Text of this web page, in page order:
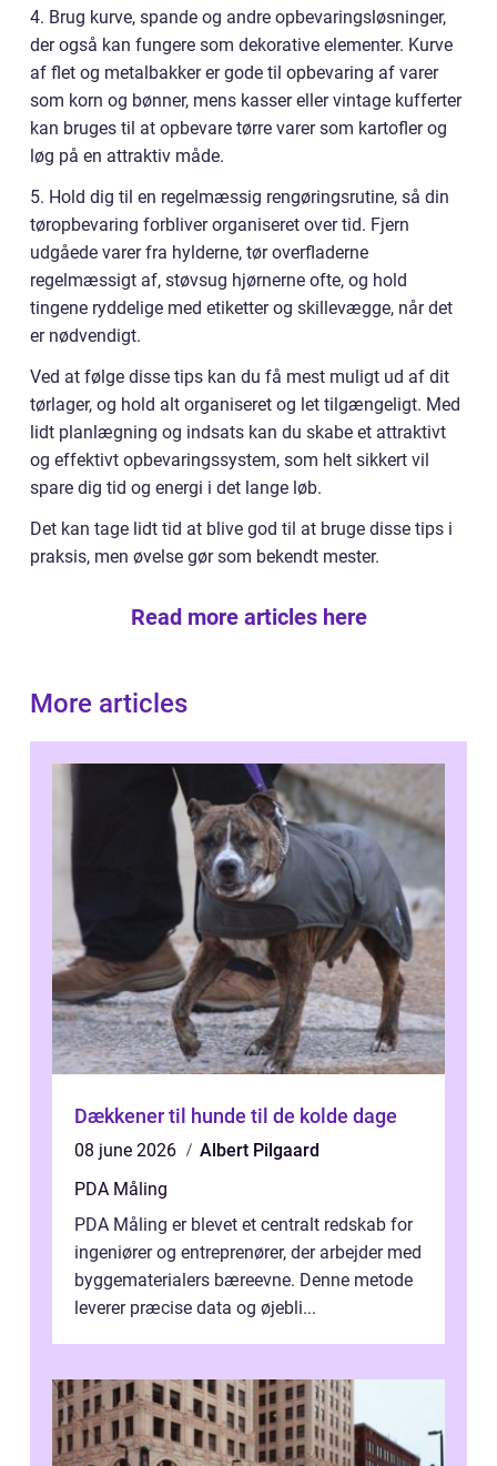
4. Brug kurve, spande og andre opbevaringsløsninger,
der også kan fungere som dekorative elementer. Kurve
af flet og metalbakker er gode til opbevaring af varer
som korn og bønner, mens kasser eller vintage kufferter
kan bruges til at opbevare tørre varer som kartofler og
løg på en attraktiv måde.
5. Hold dig til en regelmæssig rengøringsrutine, så din
tøropbevaring forbliver organiseret over tid. Fjern
udgåede varer fra hylderne, tør overfladerne
regelmæssigt af, støvsug hjørnerne ofte, og hold
tingene ryddelige med etiketter og skillevægge, når det
er nødvendigt.
Ved at følge disse tips kan du få mest muligt ud af dit
tørlager, og hold alt organiseret og let tilgængeligt. Med
lidt planlægning og indsats kan du skabe et attraktivt
og effektivt opbevaringssystem, som helt sikkert vil
spare dig tid og energi i det lange løb.
Det kan tage lidt tid at blive god til at bruge disse tips i
praksis, men øvelse gør som bekendt mester.
Read more articles here
More articles
Dækkener til hunde til de kolde dage
08 june 2026
Albert Pilgaard
PDA Måling
PDA Måling er blevet et centralt redskab for
ingeniører og entreprenører, der arbejder med
byggematerialers bæreevne. Denne metode
leverer præcise data og øjebli...